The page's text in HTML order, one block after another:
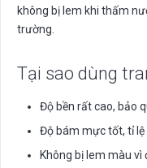
không bị lem khi thấm
trường.
Tại sao dùng
Độ bền rất cao, bảo
Độ bám mực tốt, tỉ lệ
Không bị lem màu vì